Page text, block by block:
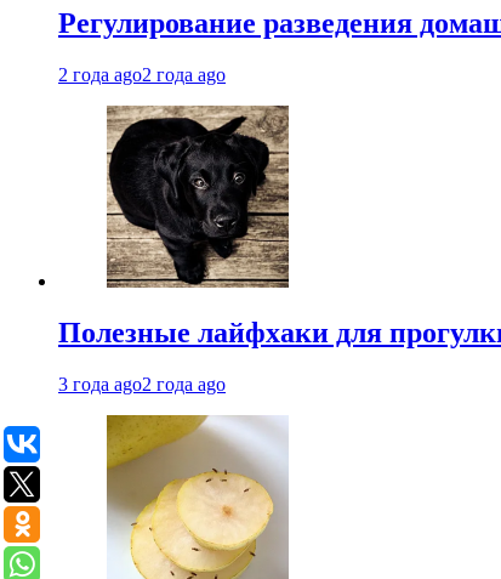
Регулирование разведения
2 года ago2 года ago
Полезные лайфхаки для
3 года ago2 года ago